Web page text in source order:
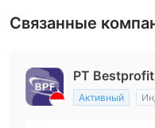
Связанные
PT
Активный